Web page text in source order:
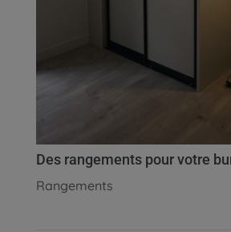
Des rangements pour votre
Rangements